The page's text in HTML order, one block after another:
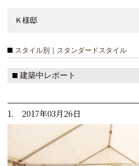
Ｋ様邸
スタイル別｜スタンダードスタイル
建築中レポート
1. 2017年03月26日